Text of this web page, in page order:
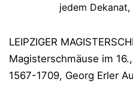
jedem
LEIPZIGER
Magisterschmäuse im
1567-1709, Georg Erler